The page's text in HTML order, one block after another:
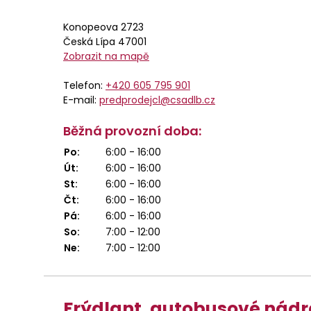
Konopeova 2723
Česká Lípa 47001
Zobrazit na mapě
Telefon: +420 605 795 901
E-mail: predprodejcl@csadlb.cz
Běžná provozní doba:
Po:
6:00 - 16:00
Út:
6:00 - 16:00
St:
6:00 - 16:00
Čt:
6:00 - 16:00
Pá:
6:00 - 16:00
So:
7:00 - 12:00
Ne:
7:00 - 12:00